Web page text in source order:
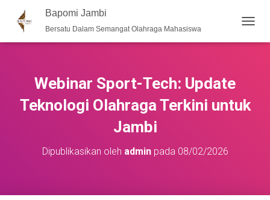
Bapomi Jambi
Bersatu Dalam Semangat Olahraga Mahasiswa
O
A
Webinar Sport-Tech: Update
Teknologi Olahraga Terkini untuk
Jambi
Dipublikasikan oleh adminpada 08/02/2026